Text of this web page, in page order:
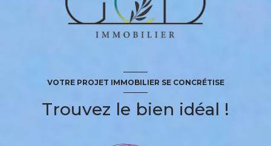
VOTRE PROJET IMMOBILIER SE CONCRÉTISE
Trouvez le bien idéal !